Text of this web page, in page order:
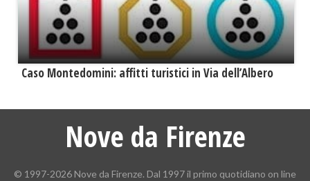
Caso Montedomini: affitti turistici in Via dell’Albero
Nove da Firenze
© 1997-2026 Nove da Firenze. Dal 1997 il primo quotidiano on line